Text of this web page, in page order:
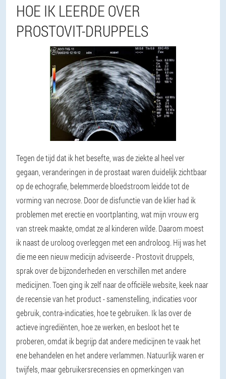
HOE IK LEERDE OVER
PROSTOVIT-DRUPPELS
Tegen de tijd dat ik het besefte, was de ziekte al heel ver
gegaan, veranderingen in de prostaat waren duidelijk zichtbaar
op de echografie, belemmerde bloedstroom leidde tot de
vorming van necrose. Door de disfunctie van de klier had ik
problemen met erectie en voortplanting, wat mijn vrouw erg
van streek maakte, omdat ze al kinderen wilde. Daarom moest
ik naast de uroloog overleggen met een androloog. Hij was het
die me een nieuw medicijn adviseerde - Prostovit druppels,
sprak over de bijzonderheden en verschillen met andere
medicijnen. Toen ging ik zelf naar de officiële website, keek naar
de recensie van het product - samenstelling, indicaties voor
gebruik, contra-indicaties, hoe te gebruiken. Ik las over de
actieve ingrediënten, hoe ze werken, en besloot het te
proberen, omdat ik begrijp dat andere medicijnen te vaak het
ene behandelen en het andere verlammen. Natuurlijk waren er
twijfels, maar gebruikersrecensies en opmerkingen van